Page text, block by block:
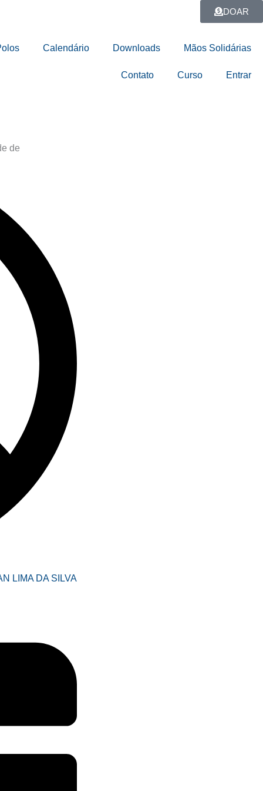
DOAR
Calendário Downloads Mãos Solidárias
Contato Curso Entrar
de
LIMA DA SILVA